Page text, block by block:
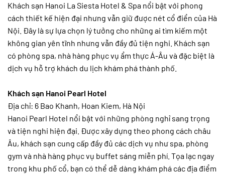
Khách sạn Hanoi La Siesta Hotel & Spa nổi bật với phong
cách thiết kế hiện đại nhưng vẫn giữ được nét cổ điển của Hà
Nội. Đây là sự lựa chọn lý tưởng cho những ai tìm kiếm một
không gian yên tĩnh nhưng vẫn đầy đủ tiện nghi. Khách sạn
có phòng spa, nhà hàng phục vụ ẩm thực Á-Âu và đặc biệt là
dịch vụ hỗ trợ khách du lịch khám phá thành phố.
Khách sạn Hanoi Pearl Hotel
Địa chỉ: 6 Bao Khanh, Hoan Kiem, Hà Nội
Hanoi Pearl Hotel nổi bật với những phòng nghỉ sang trọng
và tiện nghi hiện đại. Được xây dựng theo phong cách châu
Âu, khách sạn cung cấp đầy đủ các dịch vụ như spa, phòng
gym và nhà hàng phục vụ buffet sáng miễn phí. Tọa lạc ngay
trong khu phố cổ, bạn có thể dễ dàng khám phá các địa điểm